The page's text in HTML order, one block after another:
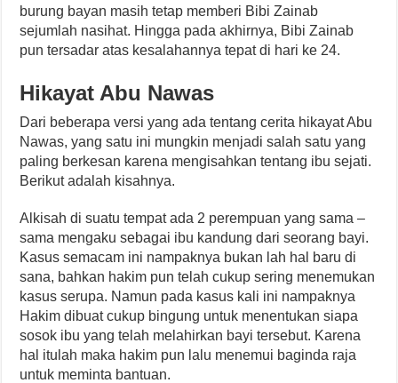
burung bayan masih tetap memberi Bibi Zainab
sejumlah nasihat. Hingga pada akhirnya, Bibi Zainab
pun tersadar atas kesalahannya tepat di hari ke 24.
Hikayat Abu Nawas
Dari beberapa versi yang ada tentang cerita hikayat Abu
Nawas, yang satu ini mungkin menjadi salah satu yang
paling berkesan karena mengisahkan tentang ibu sejati.
Berikut adalah kisahnya.
Alkisah di suatu tempat ada 2 perempuan yang sama –
sama mengaku sebagai ibu kandung dari seorang bayi.
Kasus semacam ini nampaknya bukan lah hal baru di
sana, bahkan hakim pun telah cukup sering menemukan
kasus serupa. Namun pada kasus kali ini nampaknya
Hakim dibuat cukup bingung untuk menentukan siapa
sosok ibu yang telah melahirkan bayi tersebut. Karena
hal itulah maka hakim pun lalu menemui baginda raja
untuk meminta bantuan.